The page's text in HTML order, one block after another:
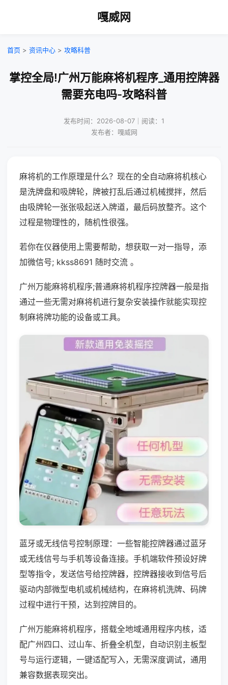
嘎威网
首页 > 资讯中心 > 攻略科普
掌控全局!广州万能麻将机程序_通用控牌器
需要充电吗-攻略科普
发布时间：2026-08-07｜阅读：1
发布者：嘎威网
麻将机的工作原理是什么？现在的全自动麻将机核心
是洗牌盘和吸牌轮，牌被打乱后通过机械搅拌，然后
由吸牌轮一张张吸起送入牌道，最后码放整齐。这个
过程是物理性的，随机性很强。
若你在仪器使用上需要帮助，想获取一对一指导，添
加微信号; kkss8691 随时交流 。
广州万能麻将机程序;普通麻将机程序控牌器一般是指
通过一些无需对麻将机进行复杂安装操作就能实现控
制麻将牌功能的设备或工具。
蓝牙或无线信号控制原理：一些智能控牌器通过蓝牙
或无线信号与手机等设备连接。手机端软件预设好牌
型等指令，发送信号给控牌器，控牌器接收到信号后
驱动内部微型电机或机械结构，在麻将机洗牌、码牌
过程中进行干预，达到控牌目的。
广州万能麻将机程序，搭载全地域通用程序内核，适
配广州四口、过山车、折叠全机型，自动识别主板型
号与运行逻辑，一键适配写入，无需深度调试，通用
兼容数据表现突出。